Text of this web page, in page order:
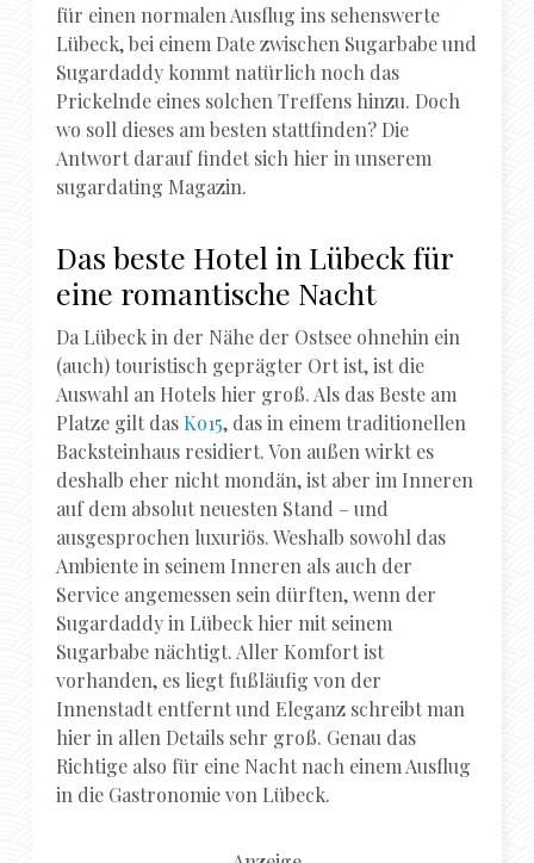
für einen normalen Ausflug ins sehenswerte
Lübeck, bei einem Date zwischen Sugarbabe und
Sugardaddy kommt natürlich noch das
Prickelnde eines solchen Treffens hinzu. Doch
wo soll dieses am besten stattfinden? Die
Antwort darauf findet sich hier in unserem
sugardating Magazin.
Das beste Hotel in Lübeck für
eine romantische Nacht
Da Lübeck in der Nähe der Ostsee ohnehin ein
(auch) touristisch geprägter Ort ist, ist die
Auswahl an Hotels hier groß. Als das Beste am
Platze gilt das Ko15, das in einem traditionellen
Backsteinhaus residiert. Von außen wirkt es
deshalb eher nicht mondän, ist aber im Inneren
auf dem absolut neuesten Stand – und
ausgesprochen luxuriös. Weshalb sowohl das
Ambiente in seinem Inneren als auch der
Service angemessen sein dürften, wenn der
Sugardaddy in Lübeck hier mit seinem
Sugarbabe nächtigt. Aller Komfort ist
vorhanden, es liegt fußläufig von der
Innenstadt entfernt und Eleganz schreibt man
hier in allen Details sehr groß. Genau das
Richtige also für eine Nacht nach einem Ausflug
in die Gastronomie von Lübeck.